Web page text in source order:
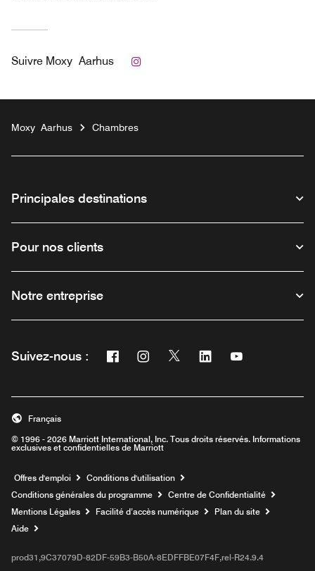
Suivre Moxy Aarhus
Moxy Aarhus Chambres
Principales destinations
Pour nos clients
Notre entreprise
Suivez-nous : Facebook
Ouvre une nouvelle fenêtre
Instagram
Ouvre une nouvelle fenêtre
Twitter
Ouvre une nouvelle fenêtre
Linkedin
Ouvre une nouvelle
Ouvre une
© 1996 - 2026 Marriott International, Inc. Tous droits réservés. Informations
exclusives et confidentielles de Marriott
Français
Offres d'emploi Ouvre une nouvelle fenêtre
Conditions d'utilisation
Conditions générales du programme
Centre de Confidentialité
Mentions Légales
Facilité d’accès numérique
Plan du site
Aide
prod31,9C37079D-82DF-59B3-B50A-8EDFFBE07F4F,rel-R24.9.4